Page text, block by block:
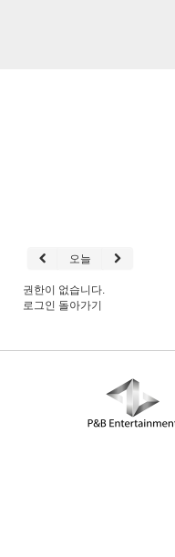
오늘
권한이 없습니다.
로그인 돌아가기